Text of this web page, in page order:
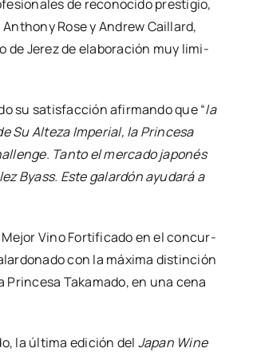
de reco­no­ci­do pres­ti­gio,
Rose y Andrew Cai­llard,
de Jerez de ela­bo­ra­ción muy limi­
su satis­fac­ción afir­man­do que “la
Su Alte­za Impe­rial, la Prin­ce­sa
Tan­to el mer­ca­do japo­nés
Byass. Este galar­dón ayu­da­rá a
Mejor Vino For­ti­fi­ca­do en el con­cur­
con la máxi­ma dis­tin­ción
Taka­ma­do, en una cena
la últi­ma edi­ción del Japan Wine